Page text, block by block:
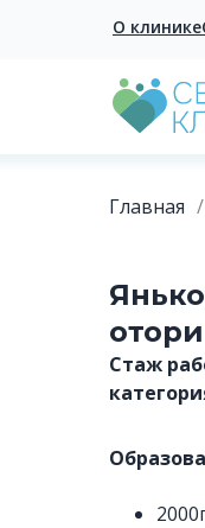
О клинике
Главная /
Стаж